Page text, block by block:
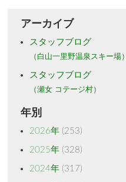
アーカイブ
スタッフブログ
（白山一里野温泉スキー場）
スタッフブログ
（瀬女 コテージ村）
年別
2026年(253)
2025年(328)
2024年(317)